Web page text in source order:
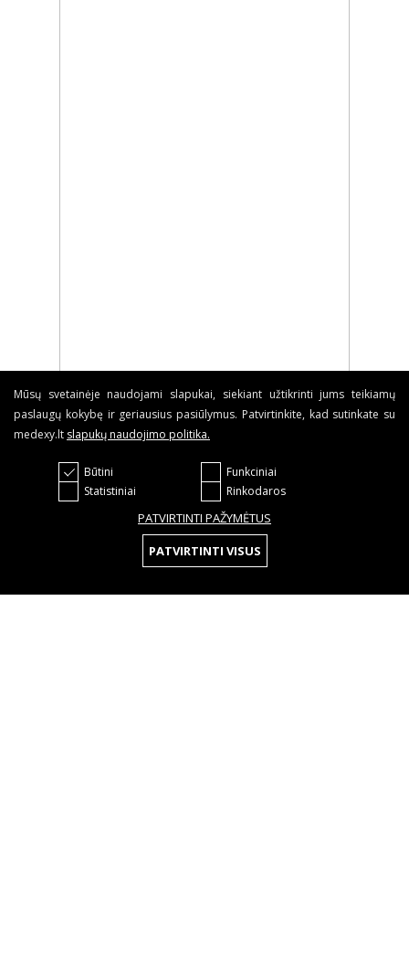
Mūsų svetainėje naudojami slapukai, siekiant užtikrinti jums teikiamų
paslaugų kokybę ir geriausius pasiūlymus. Patvirtinkite, kad sutinkate su
medexy.lt slapukų naudojimo politika.
Būtini
Funkciniai
Statistiniai
Rinkodaros
PATVIRTINTI PAŽYMĖTUS
PATVIRTINTI VISUS